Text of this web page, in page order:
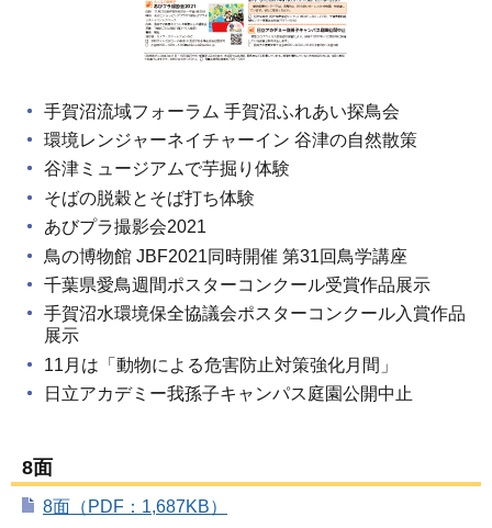
手賀沼流域フォーラム 手賀沼ふれあい探鳥会
環境レンジャーネイチャーイン 谷津の自然散策
谷津ミュージアムで芋掘り体験
そばの脱穀とそば打ち体験
あびプラ撮影会2021
鳥の博物館 JBF2021同時開催 第31回鳥学講座
千葉県愛鳥週間ポスターコンクール受賞作品展示
手賀沼水環境保全協議会ポスターコンクール入賞作品
展示
11月は「動物による危害防止対策強化月間」
日立アカデミー我孫子キャンパス庭園公開中止
8面
8面（PDF：1,687KB）